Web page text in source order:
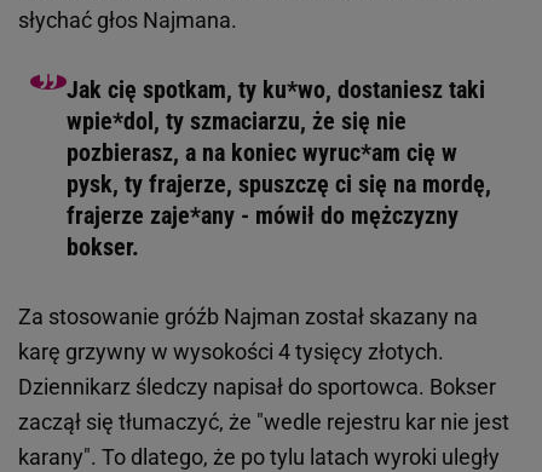
słychać głos Najmana.
Jak cię spotkam, ty ku*wo, dostaniesz taki
wpie*dol, ty szmaciarzu, że się nie
pozbierasz, a na koniec wyruc*am cię w
pysk, ty frajerze, spuszczę ci się na mordę,
frajerze zaje*any - mówił do mężczyzny
bokser.
Za stosowanie gróźb Najman został skazany na
karę grzywny w wysokości 4 tysięcy złotych.
Dziennikarz śledczy napisał do sportowca. Bokser
zaczął się tłumaczyć, że "wedle rejestru kar nie jest
karany". To dlatego, że po tylu latach wyroki uległy